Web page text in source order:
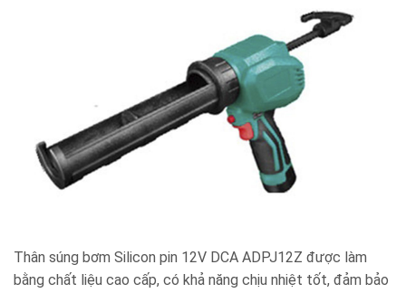
Thân súng bơm Silicon pin 12V DCA ADPJ12Z được làm
bằng chất liệu cao cấp, có khả năng chịu nhiệt tốt, đảm bảo